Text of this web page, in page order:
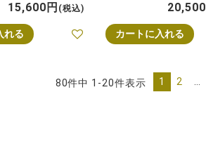
15,600 税込
れる
20,500
カートに入れる
80件中 1 -20件表示 1 2 …